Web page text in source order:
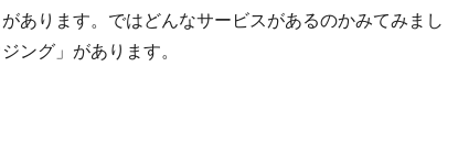
あります。ではどんなサービスがあるのかみてみまし
ング」があります。